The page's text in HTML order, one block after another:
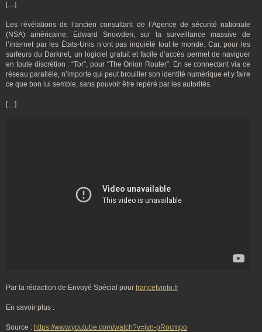
[…]
Les révélations de l’ancien consultant de l’Agence de sécurité nationale
(NSA) américaine, Edward Snowden, sur la surveillance massive de
l’internet par les États-Unis n’ont pas inquiété tout le monde. Car, pour les
surfeurs du Darknet, un logiciel gratuit et facile d’accès permet de naviguer
en toute discrétion : “Tor”, pour “The Onion Router”. En se connectant via ce
réseau parallèle, n’importe qui peut brouiller son identité numérique et y faire
ce que bon lui semble, sans pouvoir être repéré par les autorités.
[…]
Par la rédaction de Envoyé Spécial pour francetvinfo.fr
En savoir plus :
Source : https://www.youtube.com/watch?v=jvn-pRocmpo